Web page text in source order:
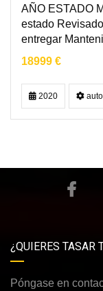
AÑO ESTADO
estado
entregar
18999 €
2020
¿QUIERES TASAR
Póngase en